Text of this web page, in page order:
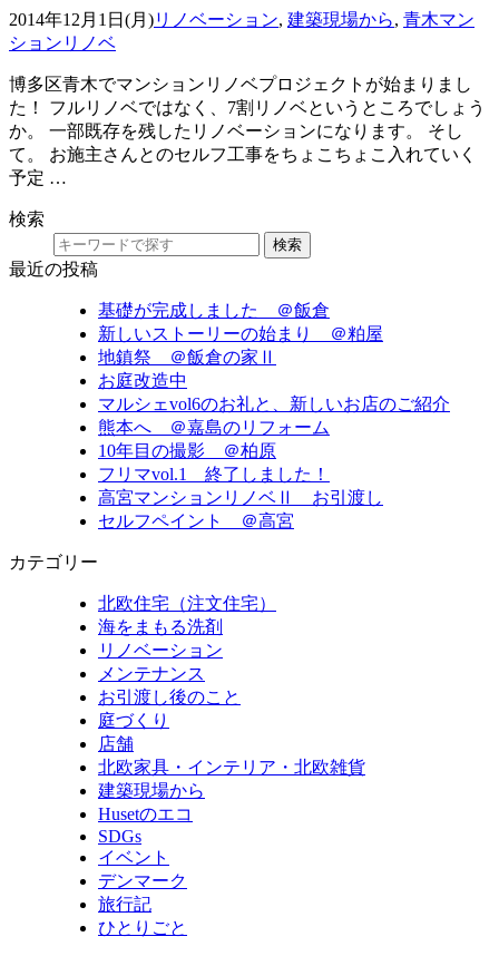
2014年12月1日(月)リノベーション, 建築現場から, 青木マン
ションリノベ
博多区青木でマンションリノベプロジェクトが始まりまし
た！ フルリノベではなく、7割リノベというところでしょう
か。 一部既存を残したリノベーションになります。 そし
て。 お施主さんとのセルフ工事をちょこちょこ入れていく
予定 …
検索
検索
最近の投稿
基礎が完成しました ＠飯倉
新しいストーリーの始まり ＠粕屋
地鎮祭 ＠飯倉の家Ⅱ
お庭改造中
マルシェvol6のお礼と、新しいお店のご紹介
熊本へ ＠嘉島のリフォーム
10年目の撮影 ＠柏原
フリマvol.1 終了しました！
高宮マンションリノベⅡ お引渡し
セルフペイント ＠高宮
カテゴリー
北欧住宅（注文住宅）
海をまもる洗剤
リノベーション
メンテナンス
お引渡し後のこと
庭づくり
店舗
北欧家具・インテリア・北欧雑貨
建築現場から
Husetのエコ
SDGs
イベント
デンマーク
旅行記
ひとりごと